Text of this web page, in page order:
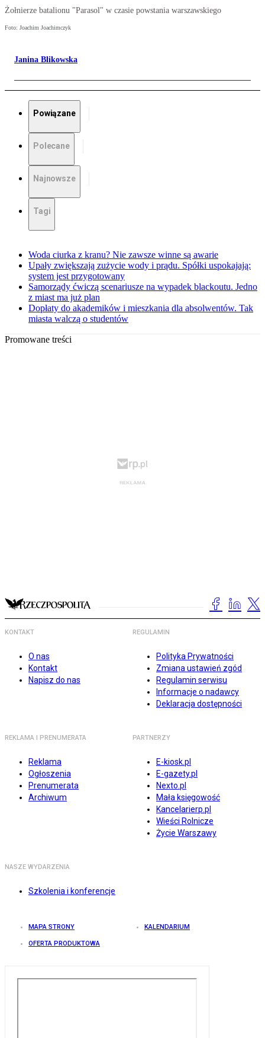
Żołnierze batalionu "Parasol" w czasie powstania warszawskiego
Foto: Joachim Joachimczyk
Janina Blikowska
Powiązane
Polecane
Najnowsze
Tagi
Woda ciurka z kranu? Nie zawsze winne są awarie
Upały zwiększają zużycie wody i prądu. Spółki uspokajają:
system jest przygotowany
Samorządy ćwiczą scenariusze na wypadek blackoutu. Jedno
z miast ma już plan
Dopłaty do akademików i mieszkania dla absolwentów. Tak
miasta walczą o studentów
Promowane treści
KONTAKT
O nas
Kontakt
Napisz do nas
REGULAMIN
Polityka Prywatności
Zmiana ustawień zgód
Regulamin serwisu
Informacje o nadawcy
Deklaracja dostępności
REKLAMA I PRENUMERATA
Reklama
Ogłoszenia
Prenumerata
Archiwum
PARTNERZY
E-kiosk.pl
E-gazety.pl
Nexto.pl
Mała księgowość
Kancelarierp.pl
Wieści Rolnicze
Życie Warszawy
NASZE WYDARZENIA
Szkolenia i konferencje
MAPA STRONY KALENDARIUM
OFERTA PRODUKTOWA